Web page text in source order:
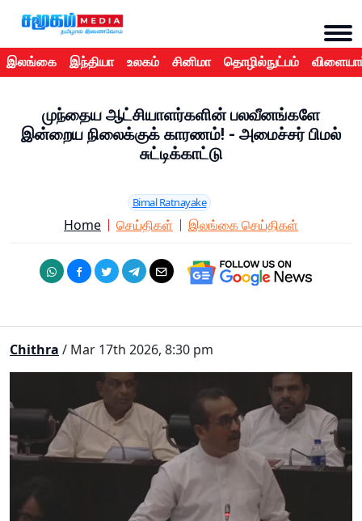
இலங்கை இந்தியா உலகம் சினிமா தொழில்நுட்பம்
முந்தைய ஆட்சியாளர்களின் பலவீனங்களே
இன்றைய நிலைக்குக் காரணம்! - அமைச்சர் பிமல்
சுட்டிக்காட்டு
Bimal Ratnayake
Home செய்திகள் இலங்கை செய்திகள்
Chithra / Mar 17th 2026, 8:30 pm